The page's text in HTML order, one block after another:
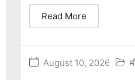
August 10, 2026
Read More